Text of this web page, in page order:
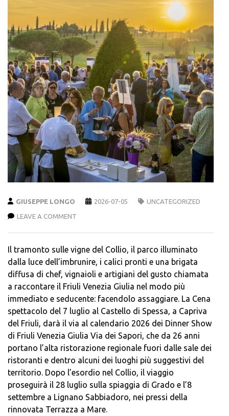
GIUSEPPE LONGO 2026-07-05 UNCATEGORIZED
LEAVE A COMMENT
Il tramonto sulle vigne del Collio, il parco illuminato
dalla luce dell’imbrunire, i calici pronti e una brigata
diffusa di chef, vignaioli e artigiani del gusto chiamata
a raccontare il Friuli Venezia Giulia nel modo più
immediato e seducente: facendolo assaggiare. La Cena
spettacolo del 7 luglio al Castello di Spessa, a Capriva
del Friuli, darà il via al calendario 2026 dei Dinner Show
di Friuli Venezia Giulia Via dei Sapori, che da 26 anni
portano l’alta ristorazione regionale fuori dalle sale dei
ristoranti e dentro alcuni dei luoghi più suggestivi del
territorio. Dopo l’esordio nel Collio, il viaggio
proseguirà il 28 luglio sulla spiaggia di Grado e l’8
settembre a Lignano Sabbiadoro, nei pressi della
rinnovata Terrazza a Mare.